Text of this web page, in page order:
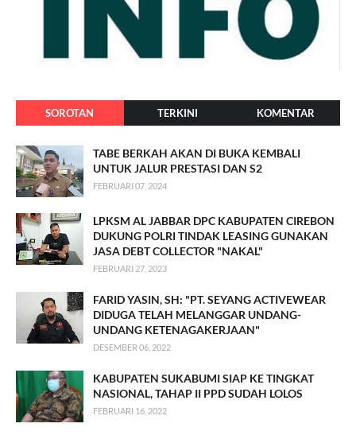
SOROTAN TERKINI KOMENTAR
TABE BERKAH AKAN DI BUKA KEMBALI
UNTUK JALUR PRESTASI DAN S2
FEBRUARI 07, 2024
LPKSM AL JABBAR DPC KABUPATEN CIREBON
DUKUNG POLRI TINDAK LEASING GUNAKAN
JASA DEBT COLLECTOR "NAKAL"
FEBRUARI 27, 2023
FARID YASIN, SH: "PT. SEYANG ACTIVEWEAR
DIDUGA TELAH MELANGGAR UNDANG-
UNDANG KETENAGAKERJAAN"
DESEMBER 06, 2022
KABUPATEN SUKABUMI SIAP KE TINGKAT
NASIONAL, TAHAP II PPD SUDAH LOLOS
FEBRUARI 16, 2022